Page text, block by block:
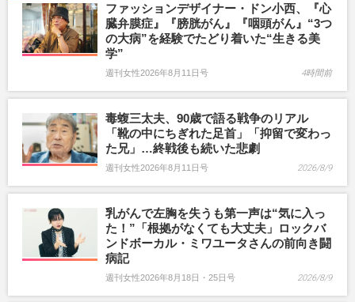
ファッションデザイナー・ドン小西、『心
臓弁膜症』『膀胱がん』『咽頭がん』“3つ
の大病”を経験でたどり着いた“生きる美
学”
週刊女性2026年8月11日号 4時間前
毒蝮三太夫、90歳で語る戦争のリアル
「靴の中にちぎれた足首」「抑留で変わっ
た兄」…終戦後も続いた悲劇
週刊女性2026年8月11日号 2026/8/9
乳がんで左胸を失うも第一声は“気に入っ
た！”「根拠がなくても大丈夫」ロックバ
ンドボーカル・ミワユータさんの前向き闘
病記
週刊女性2026年8月18日・25日号 2026/8/9